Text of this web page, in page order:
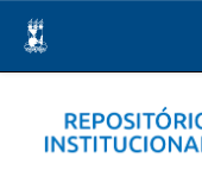
navigation